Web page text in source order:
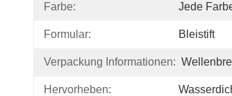
Farbe: Jede
Formular: Bleistift
Verpackung Informationen:
Hervorheben: